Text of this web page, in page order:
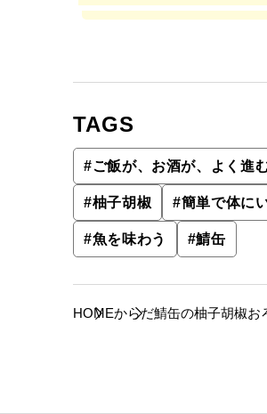
TAGS
#ご飯が、お酒が、よく進
#柚子胡椒 #簡単で体に
#魚を味わう #鯖缶
HOMEからだ鯖缶の柚子胡椒お